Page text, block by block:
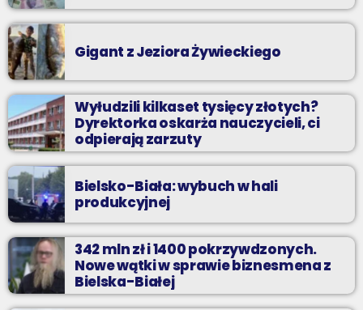
Gigant z Jeziora Żywieckiego
Wyłudzili kilkaset tysięcy złotych?
Dyrektorka oskarża nauczycieli, ci
odpierają zarzuty
Bielsko-Biała: wybuch w hali
produkcyjnej
342 mln zł i 1400 pokrzywdzonych.
Nowe wątki w sprawie biznesmena z
Bielska-Białej